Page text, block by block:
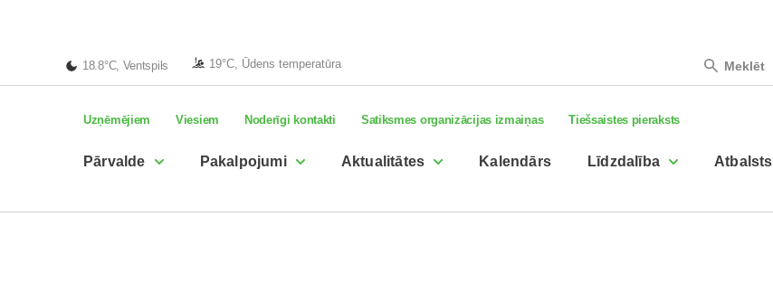
18.8°C, Ventspils 19°C, Ūdens temperatūra Meklēt
Uzņēmējiem Viesiem Noderīgi kontakti Satiksmes organizācijas izmaiņas Tiešsaistes pieraksts
Pārvalde Pakalpojumi Aktualitātes Kalendārs Līdzdalība Atbalsts